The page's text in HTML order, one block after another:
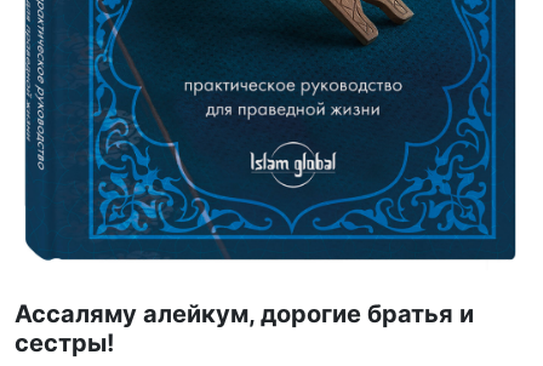
Ассаляму алейкум, дорогие братья и
сестры!